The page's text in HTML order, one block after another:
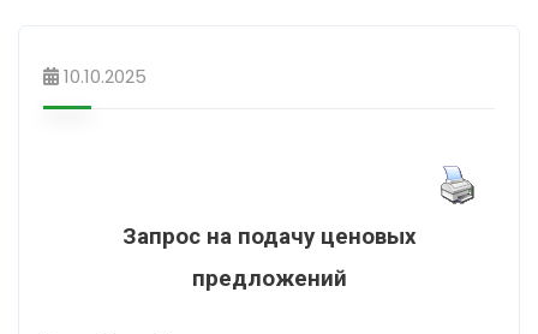
10.10.2025
Запрос на подачу ценовых
предложений